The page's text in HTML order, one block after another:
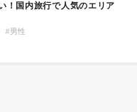
！国内旅行で人気のエリア
男性